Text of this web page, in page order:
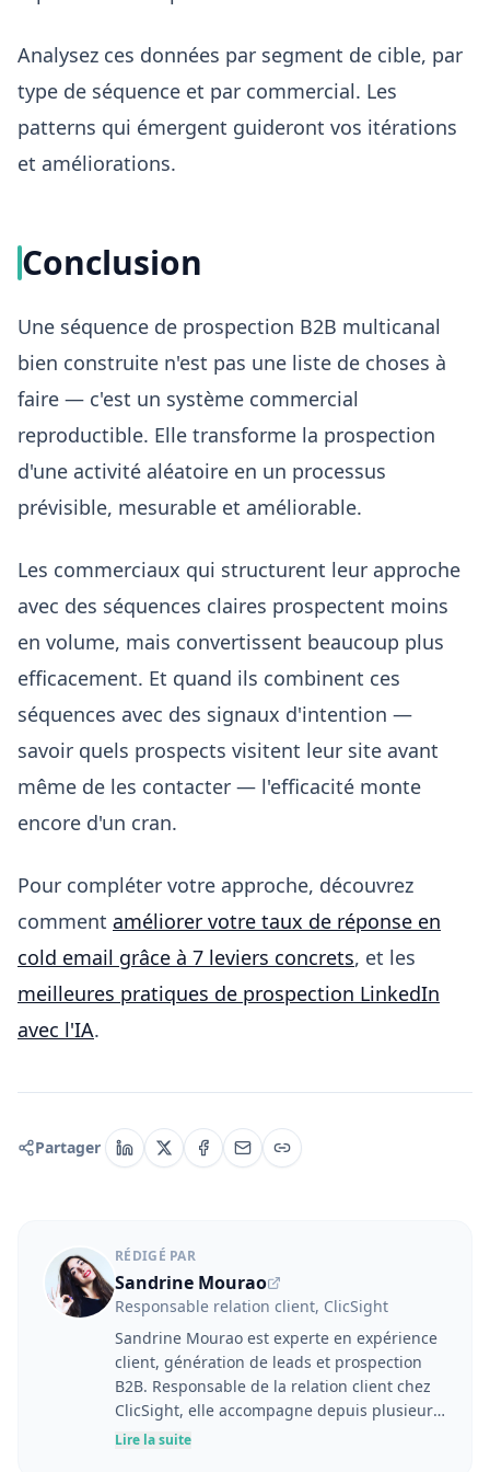
Analysez ces données par segment de cible, par
type de séquence et par commercial. Les
patterns qui émergent guideront vos itérations
et améliorations.
Conclusion
Une séquence de prospection B2B multicanal
bien construite n'est pas une liste de choses à
faire — c'est un système commercial
reproductible. Elle transforme la prospection
d'une activité aléatoire en un processus
prévisible, mesurable et améliorable.
Les commerciaux qui structurent leur approche
avec des séquences claires prospectent moins
en volume, mais convertissent beaucoup plus
efficacement. Et quand ils combinent ces
séquences avec des signaux d'intention —
savoir quels prospects visitent leur site avant
même de les contacter — l'efficacité monte
encore d'un cran.
Pour compléter votre approche, découvrez
comment améliorer votre taux de réponse en
cold email grâce à 7 leviers concrets, et les
meilleures pratiques de prospection LinkedIn
avec l'IA.
Partager
RÉDIGÉ PAR
Sandrine Mourao
Responsable relation client, ClicSight
Sandrine Mourao est experte en expérience
client, génération de leads et prospection
B2B. Responsable de la relation client chez
ClicSight, elle accompagne depuis plusieurs
années les entreprises dans l'optimisation
Lire la suite